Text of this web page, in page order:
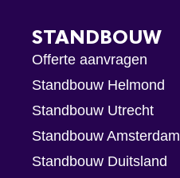
STANDBOUW
Offerte aanvragen
Standbouw Helmond
Standbouw Utrecht
Standbouw Amsterdam
Standbouw Duitsland